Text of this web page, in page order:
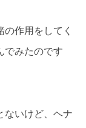
作用をしてく
でみたのです
ないけど、ヘナ